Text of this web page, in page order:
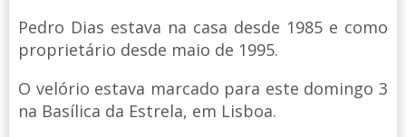
Pedro Dias estava na casa desde 1985 e como
proprietário desde maio de 1995.
O velório estava marcado para este domingo 3
na Basílica da Estrela, em Lisboa.